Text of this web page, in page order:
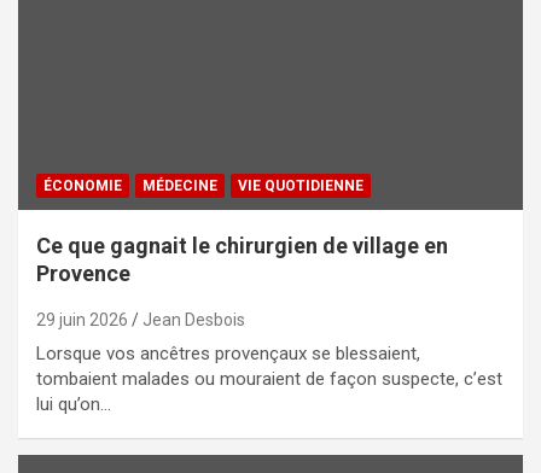
ÉCONOMIE MÉDECINE VIE QUOTIDIENNE
Ce que gagnait le chirurgien de village en
Provence
29 juin 2026 Jean Desbois
Lorsque vos ancêtres provençaux se blessaient,
tombaient malades ou mouraient de façon suspecte, c’est
lui qu’on…